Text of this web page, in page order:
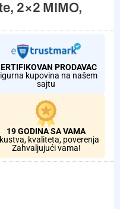
2×2 MIMO,
PRODAVAC
kupovina na našem
sajtu
19 GODINA SA VAMA
kvaliteta, poverenja
Zahvaljujući vama!